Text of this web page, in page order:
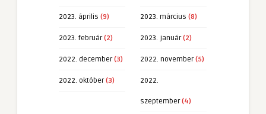
2023. április (9) 2023. március (8)
2023. február(2) 2023. január(2)
2022. december(3) 2022. november(5)
2022. október(3) 2022.
szeptember(4)